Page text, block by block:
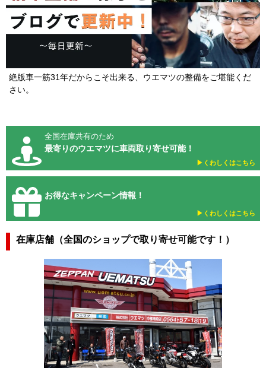
絶版車一筋31年だからこそ出来る、ウエマツの整備をご堪能くだ
さい。
全国在庫共有のため
最寄りのウエマツに車両取り寄せ可能！
▶︎くわしくはこちら
お得なキャンペーン情報！
▶︎くわしくはこちら
在庫店舗（全国のショップで取り寄せ可能です！）